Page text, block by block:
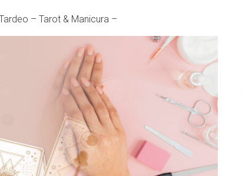
– Tarot & Manicura –
[booked-calendar]